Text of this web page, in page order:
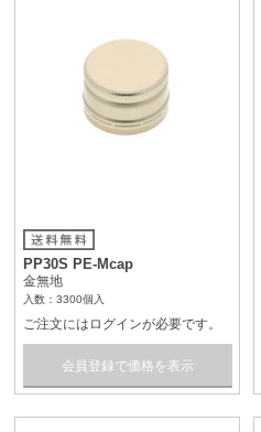
PP30S PE-Mcap
金無地
入数：3300個入
ご注文にはログインが必要です。
会員登録で価格を表示